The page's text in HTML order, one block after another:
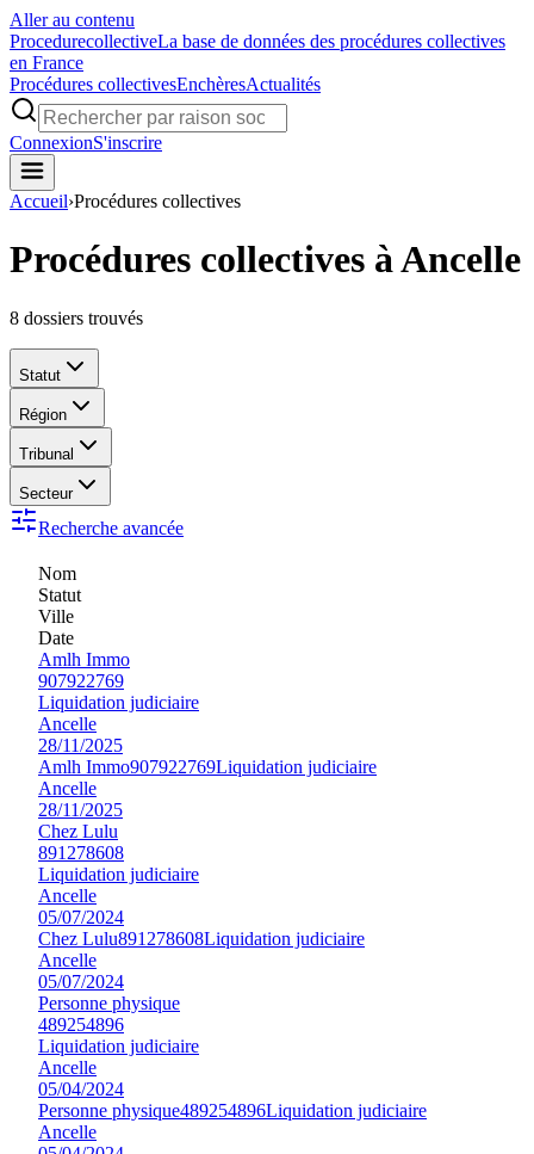
Aller au contenu
ProcedurecollectiveLa base de données des procédures collectives
en France
Procédures collectivesEnchèresActualités
ConnexionS'inscrire
Accueil›Procédures collectives
Procédures collectives à Ancelle
8 dossiers trouvés
Statut
Région
Tribunal
Secteur
Recherche avancée
Nom
Statut
Ville
Date
Amlh Immo
907922769
Liquidation judiciaire
Ancelle
28/11/2025
Amlh Immo907922769Liquidation judiciaire
Ancelle
28/11/2025
Chez Lulu
891278608
Liquidation judiciaire
Ancelle
05/07/2024
Chez Lulu891278608Liquidation judiciaire
Ancelle
05/07/2024
Personne physique
489254896
Liquidation judiciaire
Ancelle
05/04/2024
Personne physique489254896Liquidation judiciaire
Ancelle